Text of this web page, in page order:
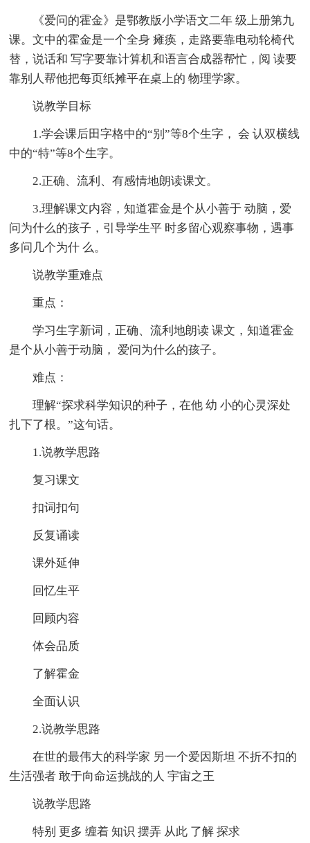
《爱问的霍金》是鄂教版小学语文二年 级上册第九
课。文中的霍金是一个全身 瘫痪，走路要靠电动轮椅代
替，说话和 写字要靠计算机和语言合成器帮忙，阅 读要
靠别人帮他把每页纸摊平在桌上的 物理学家。
说教学目标
1.学会课后田字格中的“别”等8个生字， 会 认双横线
中的“特”等8个生字。
2.正确、流利、有感情地朗读课文。
3.理解课文内容，知道霍金是个从小善于 动脑，爱
问为什么的孩子，引导学生平 时多留心观察事物，遇事
多问几个为什 么。
说教学重难点
重点：
学习生字新词，正确、流利地朗读 课文，知道霍金
是个从小善于动脑， 爱问为什么的孩子。
难点：
理解“探求科学知识的种子，在他 幼 小的心灵深处
扎下了根。”这句话。
1.说教学思路
复习课文
扣词扣句
反复诵读
课外延伸
回忆生平
回顾内容
体会品质
了解霍金
全面认识
2.说教学思路
在世的最伟大的科学家 另一个爱因斯坦 不折不扣的
生活强者 敢于向命运挑战的人 宇宙之王
说教学思路
特别 更多 缠着 知识 摆弄 从此 了解 探求